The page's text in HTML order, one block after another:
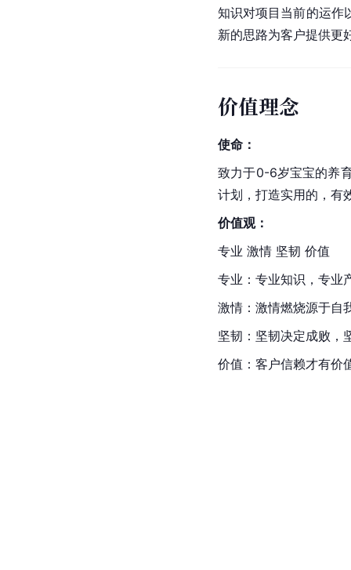
知识对项目当前的运作
新的思路为客户提供更
价值理念
使命：
致力于0-6岁宝宝的养
计划，打造实用的，有
价值观：
专业 激情 坚韧 价值
专业：专业知识，专业
激情：激情燃烧源于自
坚韧：坚韧决定成败，
价值：客户信赖才有价